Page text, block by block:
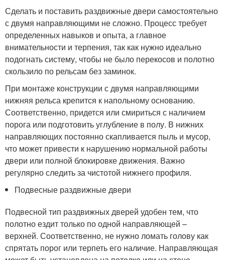
Сделать и поставить раздвижные двери самостоятельно
с двумя направляющими не сложно. Процесс требует
определенных навыков и опыта, а главное
внимательности и терпения, так как нужно идеально
подогнать систему, чтобы не было перекосов и полотно
скользило по рельсам без заминок.
При монтаже конструкции с двумя направляющими
нижняя рельса крепится к напольному основанию.
Соответственно, придется или смириться с наличием
порога или подготовить углубление в полу. В нижних
направляющих постоянно скапливается пыль и мусор,
что может привести к нарушению нормальной работы
двери или полной блокировке движения. Важно
регулярно следить за чистотой нижнего профиля.
Подвесные раздвижные двери
Подвесной тип раздвижных дверей удобен тем, что
полотно ездит только по одной направляющей –
верхней. Соответственно, не нужно ломать голову как
спрятать порог или терпеть его наличие. Направляющая